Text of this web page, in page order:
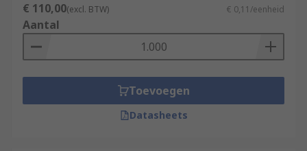
€ 110,00(excl. BTW) € 0,11/eenheid
Aantal
Toevoegen
Datasheets